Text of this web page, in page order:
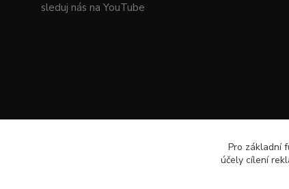
sleduj nás na YouTube
Pro základní
účely cílení